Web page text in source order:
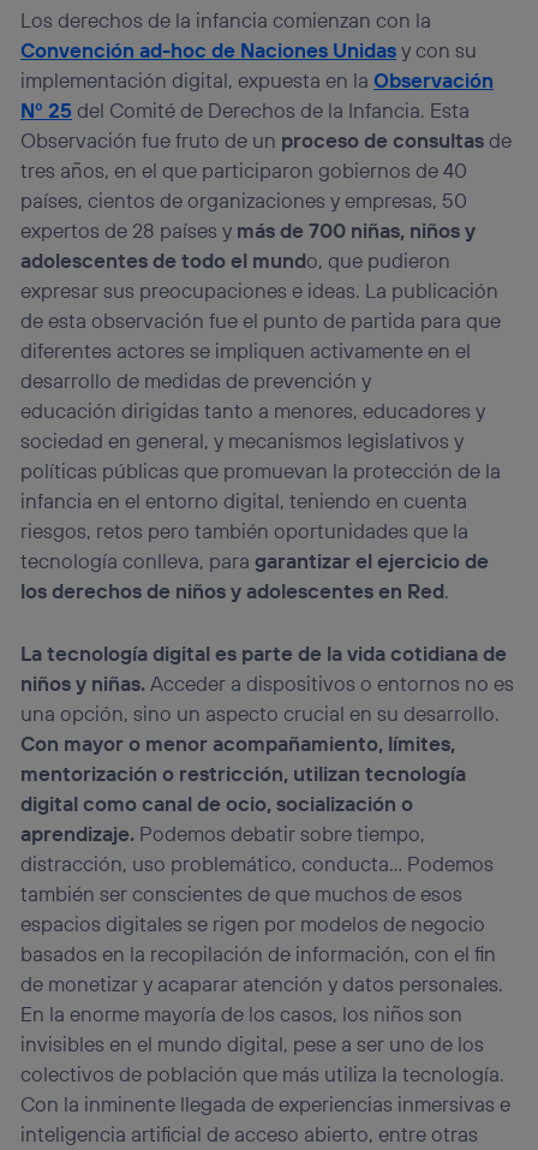
Los derechos de la infancia comienzan con la
Convención ad-hoc de Naciones Unidasy con su
implementación digital, expuesta en laObservación
Nº 25del Comité de Derechos de la Infancia. Esta
Observación fue fruto de un proceso de consultasde
tres años, en el que participaron gobiernos de 40
países, cientos de organizaciones y empresas, 50
expertos de 28 países y más de 700 niñas, niños y
adolescentes de todo el mundo, que pudieron
expresar sus preocupaciones e ideas. La publicación
de esta observación fue el punto de partida para que
diferentes actores se impliquen activamente en el
desarrollo de medidas de prevención y
educación dirigidas tanto a menores, educadores y
sociedad en general, y mecanismos legislativos y
políticas públicas que promuevan la protección de la
infancia en el entorno digital, teniendo en cuenta
riesgos, retos pero también oportunidades que la
tecnología conlleva, paragarantizar el ejercicio de
los derechos de niños y adolescentes en Red.
La tecnología digital es parte de la vida cotidiana de
niños y niñas.Acceder a dispositivos o entornos no es
una opción, sino un aspecto crucial en su desarrollo.
Con mayor o menor acompañamiento, límites,
mentorización o restricción, utilizan tecnología
digital como canal de ocio, socialización o
aprendizaje. Podemos debatir sobre tiempo,
distracción, uso problemático, conducta… Podemos
también ser conscientes de que muchos de esos
espacios digitales se rigen por modelos de negocio
basados en la recopilación de información, con el fin
de monetizar y acaparar atención y datos personales.
En la enorme mayoría de los casos, los niños son
invisibles en el mundo digital, pese a ser uno de los
colectivos de población que más utiliza la tecnología.
Con la inminente llegada de experiencias inmersivas e
inteligencia artificial de acceso abierto, entre otras